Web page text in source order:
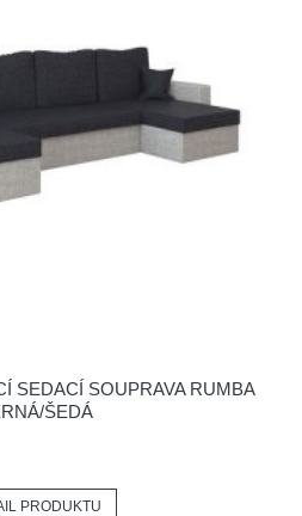
SEDACÍ SOUPRAVA RUMBA
ŠEDÁ
PRODUKTU